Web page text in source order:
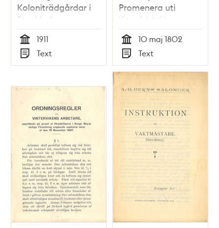
Koloniträdgårdar i
Stockholm
påminner
lottinnehavarna om
några regler
Tid
1911
Typ
Text
Promenera uti
Kongl. Maj:ts
Trägård wid Jacobi
Kyrka.
Tid
10 maj 1802
Typ
Text